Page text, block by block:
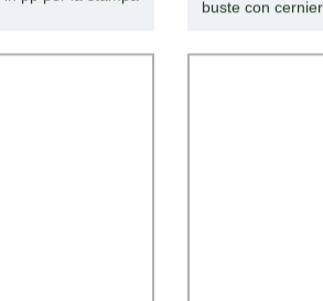
buste con